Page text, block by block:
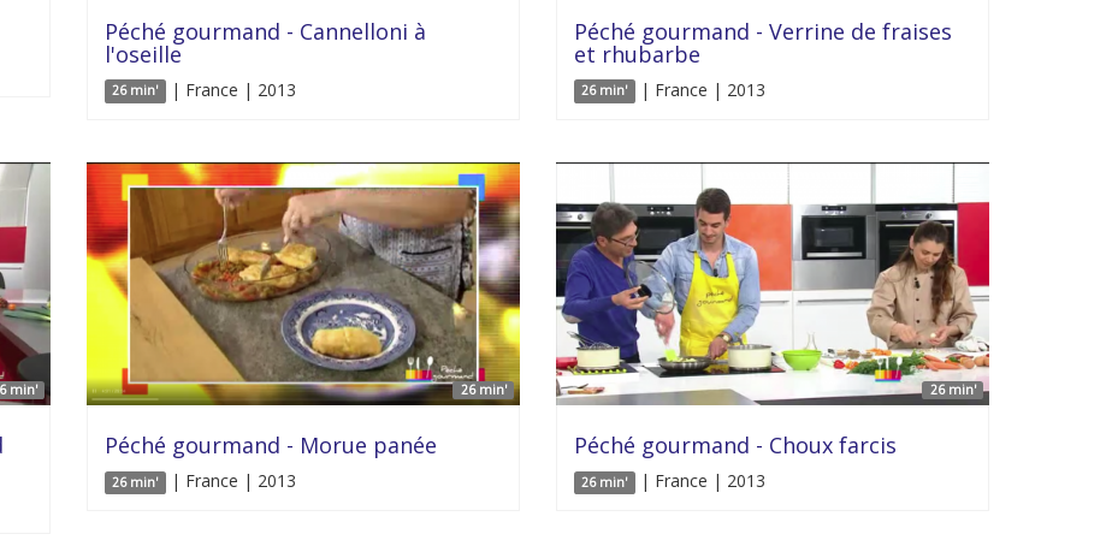
Péché gourmand - Cannelloni à
l'oseille
26 min' | France | 2013
Péché gourmand - Verrine de fraises
et rhubarbe
26 min' | France | 2013
min' 26 min'
Péché gourmand - Morue panée
26 min' | France | 2013
26 min'
Péché gourmand - Choux farcis
26 min' | France | 2013